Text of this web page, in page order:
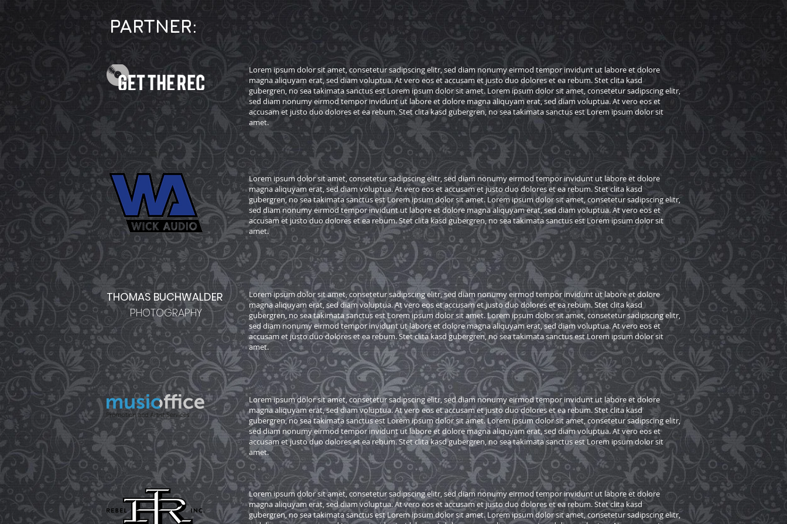
PARTNER:
Lorem ipsum dolor sit amet, consetetur sadipscing elitr, sed diam nonumy eirmod tempor invidunt ut labore et dolore
magna aliquyam erat, sed diam voluptua. At vero eos et accusam et justo duo dolores et ea rebum. Stet clita kasd
gubergren, no sea takimata sanctus est Lorem ipsum dolor sit amet. Lorem ipsum dolor sit amet, consetetur sadipscing elitr,
sed diam nonumy eirmod tempor invidunt ut labore et dolore magna aliquyam erat, sed diam voluptua. At vero eos et
accusam et justo duo dolores et ea rebum. Stet clita kasd gubergren, no sea takimata sanctus est Lorem ipsum dolor sit
amet.
Lorem ipsum dolor sit amet, consetetur sadipscing elitr, sed diam nonumy eirmod tempor invidunt ut labore et dolore
magna aliquyam erat, sed diam voluptua. At vero eos et accusam et justo duo dolores et ea rebum. Stet clita kasd
gubergren, no sea takimata sanctus est Lorem ipsum dolor sit amet. Lorem ipsum dolor sit amet, consetetur sadipscing elitr,
sed diam nonumy eirmod tempor invidunt ut labore et dolore magna aliquyam erat, sed diam voluptua. At vero eos et
accusam et justo duo dolores et ea rebum. Stet clita kasd gubergren, no sea takimata sanctus est Lorem ipsum dolor sit
amet.
THOMAS BUCHWALDER
PHOTOGRAPHY
Lorem ipsum dolor sit amet, consetetur sadipscing elitr, sed diam nonumy eirmod tempor invidunt ut labore et dolore
magna aliquyam erat, sed diam voluptua. At vero eos et accusam et justo duo dolores et ea rebum. Stet clita kasd
gubergren, no sea takimata sanctus est Lorem ipsum dolor sit amet. Lorem ipsum dolor sit amet, consetetur sadipscing elitr,
sed diam nonumy eirmod tempor invidunt ut labore et dolore magna aliquyam erat, sed diam voluptua. At vero eos et
accusam et justo duo dolores et ea rebum. Stet clita kasd gubergren, no sea takimata sanctus est Lorem ipsum dolor sit
amet.
Lorem ipsum dolor sit amet, consetetur sadipscing elitr, sed diam nonumy eirmod tempor invidunt ut labore et dolore
magna aliquyam erat, sed diam voluptua. At vero eos et accusam et justo duo dolores et ea rebum. Stet clita kasd
gubergren, no sea takimata sanctus est Lorem ipsum dolor sit amet. Lorem ipsum dolor sit amet, consetetur sadipscing elitr,
sed diam nonumy eirmod tempor invidunt ut labore et dolore magna aliquyam erat, sed diam voluptua. At vero eos et
accusam et justo duo dolores et ea rebum. Stet clita kasd gubergren, no sea takimata sanctus est Lorem ipsum dolor sit
amet.
Lorem ipsum dolor sit amet, consetetur sadipscing elitr, sed diam nonumy eirmod tempor invidunt ut labore et dolore
magna aliquyam erat, sed diam voluptua. At vero eos et accusam et justo duo dolores et ea rebum. Stet clita kasd
gubergren, no sea takimata sanctus est Lorem ipsum dolor sit amet. Lorem ipsum dolor sit amet, consetetur sadipscing elitr,